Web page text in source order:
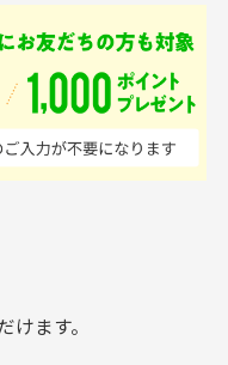
り商品を大切にして
感が伝わってきまし
「フロント部分に汚
り」と記載ありまし
。
送業務は致しておりま
となります。入金確認後
振込み期限とさせ
異なっている場合
やダメージがある商品
ます。